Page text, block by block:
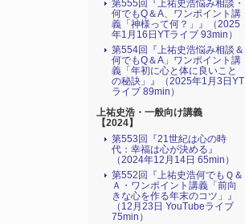
第555回『上祐史浩悩み相談・
何でもQ＆A、ワンポイント講
義「神様って何？」』（2025
年1月16日YTライブ 93min）
第554回『上祐史浩悩み相談＆
何でもQ＆A」ワンポイント講
義「年初に心と体に良いこと
の秘訣」』（2025年1月3日YT
ライブ 89min）
上祐史浩・一般向け講義
【2024】
第553回『21世紀は心の時
代：幸福は心が決める』
（2024年12月14日 65min）
第552回『上祐史浩何でもＱ＆
Ａ・ワンポイント講義「前向
きな心を作る年末のコツ」』
（12月23日 YouTubeライブ
75min）